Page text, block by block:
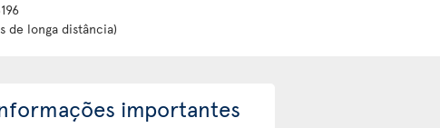
de longa distância)
importantes